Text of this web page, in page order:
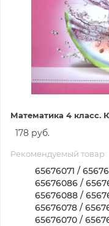
Математика 4 класс.
178 руб.
Рекомендуемый товар
65676071 /
65676086 /
65676088 /
65676078 /
65676070 /